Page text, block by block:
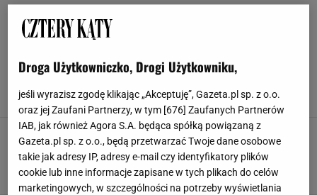
WENTYLATOR
liczbie mieszkań. Jest niezastąpione podczas
KLIMATYZATOR MEDIA EXPERT WENTYLATOR WIATRAK
Przenośne klimatyzatory nie mają sobie
równych w upały. Ten chłodzący kark jest
idealny na wakacje
KLIMATYZATOR WENTYLATOR
Droga Użytkowniczko, Drogi Użytkowniku,
jeśli wyrazisz zgodę klikając „Akceptuję”, Gazeta.pl sp. z o.o.
oraz jej Zaufani Partnerzy, w tym [ 676 ] Zaufanych Partnerów
IAB, jak również Agora S.A. będąca spółką powiązaną z
Gazeta.pl sp. z o.o., będą przetwarzać Twoje dane osobowe
takie jak adresy IP, adresy e-mail czy identyfikatory plików
cookie lub inne informacje zapisane w tych plikach do celów
marketingowych, w szczególności na potrzeby wyświetlania